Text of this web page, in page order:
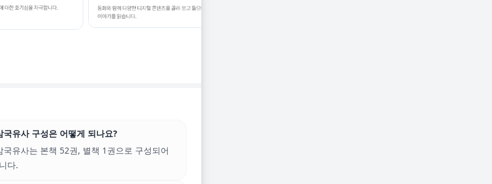
국유사 구성은 어떻게 되나요?
국유사는 본책 52권, 별책 1권으로 구성되어
다.